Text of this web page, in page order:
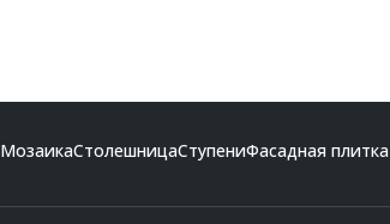
МозаикаСтолешницаСтупениФасадная плитка